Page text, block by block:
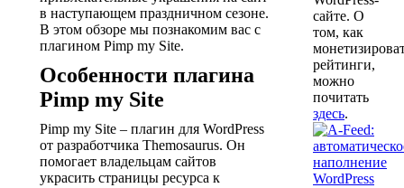
в наступающем праздничном сезоне.
В этом обзоре мы познакомим вас с
плагином Pimp my Site.
Особенности плагина
Pimp my Site
Pimp my Site – плагин для WordPress
от разработчика Themosaurus. Он
помогает владельцам сайтов
украсить страницы ресурса к
сайте. О
том, как
рейтинги,
можно
почитать
здесь.